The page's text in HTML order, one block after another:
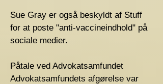
Sue Gray er også beskyldt af Stuff
for at poste "anti-vaccineindhold" på
sociale medier.
Påtale ved Advokatsamfundet
Advokatsamfundets afgørelse var